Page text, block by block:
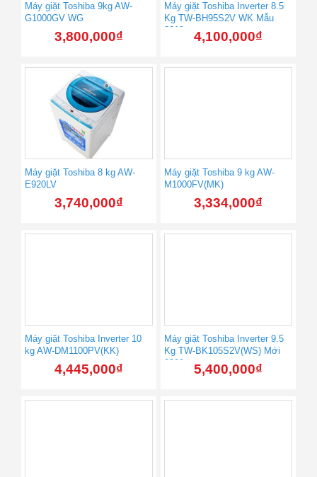
Máy giặt Toshiba 9kg AW-
G1000GV WG
3,800,000₫
Máy giặt Toshiba Inverter 8.5
Kg TW-BH95S2V WK Mẫu
2019
4,100,000₫
Máy giặt Toshiba 8 kg AW-
E920LV
3,740,000₫
Máy giặt Toshiba 9 kg AW-
M1000FV(MK)
3,334,000₫
Máy giặt Toshiba Inverter 10
kg AW-DM1100PV(KK)
4,445,000₫
Máy giặt Toshiba Inverter 9.5
Kg TW-BK105S2V(WS) Mới
2020
5,400,000₫